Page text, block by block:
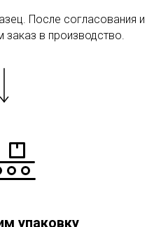
После согласования и
в производство.
упаковку